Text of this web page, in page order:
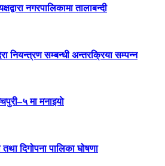
नगरपालिकामा तालाबन्दी
नियन्त्रण सम्बन्धी अन्तरक्रिया सम्पन्न
मा मनाइयाे
दिगोपना पालिका घोषणा